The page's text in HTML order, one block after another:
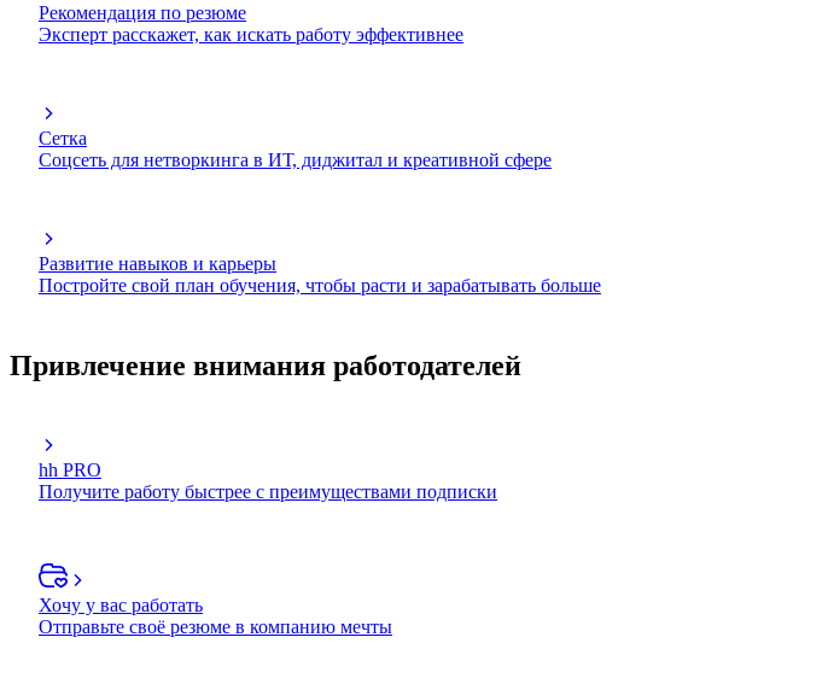
Рекомендация по резюме
Эксперт расскажет, как искать работу эффективнее
Сетка
Соцсеть для нетворкинга в ИТ, диджитал и креативной сфере
Развитие навыков и карьеры
Постройте свой план обучения, чтобы расти и зарабатывать больше
Привлечение внимания работодателей
hh PRO
Получите работу быстрее с преимуществами подписки
Хочу у вас работать
Отправьте своё резюме в компанию мечты